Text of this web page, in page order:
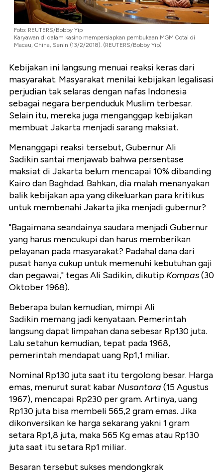
Foto: REUTERS/Bobby Yip
Karyawan di dalam kasino mempersiapkan pembukaan MGM Cotai di
Macau, China, Senin (13/2/2018). (REUTERS/Bobby Yip)
Kebijakan ini langsung menuai reaksi keras dari
masyarakat. Masyarakat menilai kebijakan legalisasi
perjudian tak selaras dengan nafas Indonesia
sebagai negara berpenduduk Muslim terbesar.
Selain itu, mereka juga menganggap kebijakan
membuat Jakarta menjadi sarang maksiat.
Menanggapi reaksi tersebut, Gubernur Ali
Sadikin santai menjawab bahwa persentase
maksiat di Jakarta belum mencapai 10% dibanding
Kairo dan Baghdad. Bahkan, dia malah menanyakan
balik kebijakan apa yang dikeluarkan para kritikus
untuk membenahi Jakarta jika menjadi gubernur?
"Bagaimana seandainya saudara menjadi Gubernur
yang harus mencukupi dan harus memberikan
pelayanan pada masyarakat? Padahal dana dari
pusat hanya cukup untuk memenuhi kebutuhan gaji
dan pegawai," tegas Ali Sadikin, dikutip Kompas(30
Oktober 1968).
Beberapa bulan kemudian, mimpi Ali
Sadikin memang jadi kenyataan. Pemerintah
langsung dapat limpahan dana sebesar Rp130 juta.
Lalu setahun kemudian, tepat pada 1968,
pemerintah mendapat uang Rp1,1 miliar.
Nominal Rp130 juta saat itu tergolong besar. Harga
emas, menurut surat kabar Nusantara (15 Agustus
1967), mencapai Rp230 per gram. Artinya, uang
Rp130 juta bisa membeli 565,2 gram emas. Jika
dikonversikan ke harga sekarang yakni 1 gram
setara Rp1,8 juta, maka 565 Kg emas atau Rp130
juta saat itu setara Rp1 miliar.
Besaran tersebut sukses mendongkrak